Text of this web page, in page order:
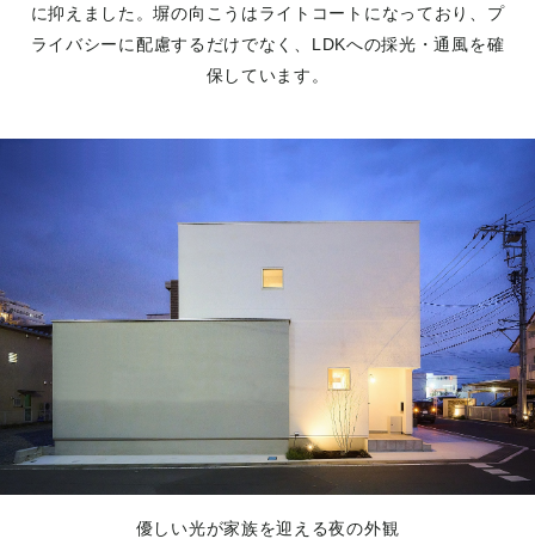
に抑えました。塀の向こうはライトコートになっており、プ
ライバシーに配慮するだけでなく、LDKへの採光・通風を確
保しています。
優しい光が家族を迎える夜の外観